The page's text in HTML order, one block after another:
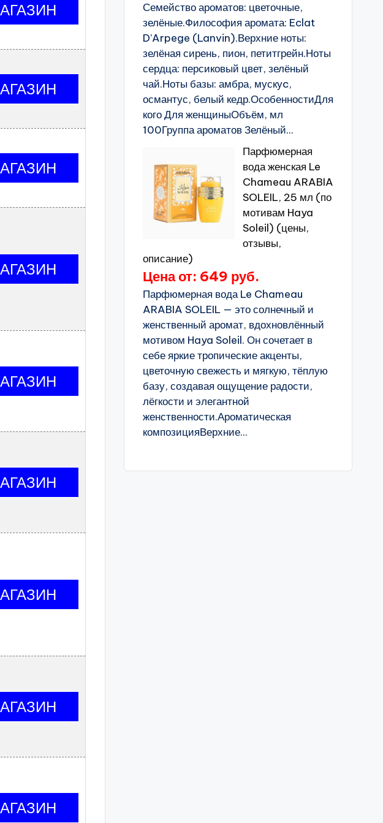
Семейство ароматов: цветочные,
зелёные.Философия аромата: Eclat
D’Arpege (Lanvin).Верхние ноты:
зелёная сирень, пион, петитгрейн.Ноты
сердца: персиковый цвет, зелёный
чай.Ноты базы: амбра, мускуc,
османтус, белый кедр.ОсобенностиДля
кого Для женщиныОбъём, мл
100Группа ароматов Зелёный...
Парфюмерная
вода женская Le
Chameau ARABIA
SOLEIL, 25 мл (по
мотивам Haya
Soleil) (цены,
отзывы,
описание)
Цена от: 649 руб.
Парфюмерная вода Le Chameau
ARABIA SOLEIL — это солнечный и
женственный аромат, вдохновлённый
мотивом Haya Soleil. Он сочетает в
себе яркие тропические акценты,
цветочную свежесть и мягкую, тёплую
базу, создавая ощущение радости,
лёгкости и элегантной
женственности.Ароматическая
композицияВерхние...